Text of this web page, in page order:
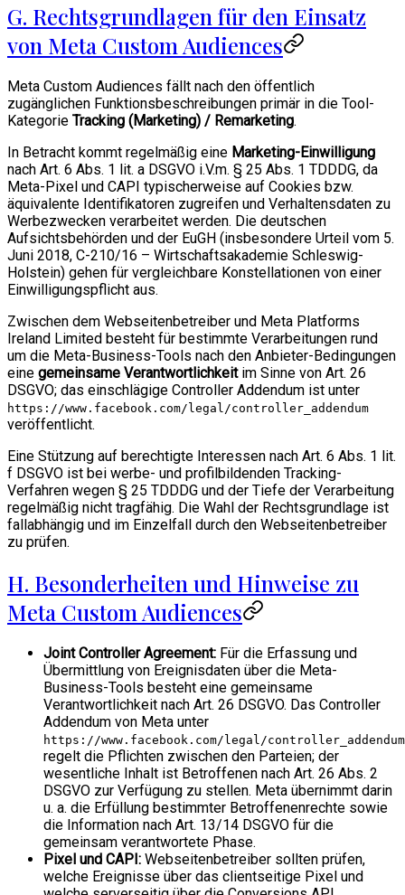
G. Rechtsgrundlagen für den Einsatz
von Meta Custom Audiences
Meta Custom Audiences fällt nach den öffentlich
zugänglichen Funktionsbeschreibungen primär in die Tool-
Kategorie Tracking (Marketing) / Remarketing.
In Betracht kommt regelmäßig eine Marketing-Einwilligung
nach Art. 6 Abs. 1 lit. a DSGVO i.V.m. § 25 Abs. 1 TDDDG, da
Meta-Pixel und CAPI typischerweise auf Cookies bzw.
äquivalente Identifikatoren zugreifen und Verhaltensdaten zu
Werbezwecken verarbeitet werden. Die deutschen
Aufsichtsbehörden und der EuGH (insbesondere Urteil vom 5.
Juni 2018, C-210/16 – Wirtschaftsakademie Schleswig-
Holstein) gehen für vergleichbare Konstellationen von einer
Einwilligungspflicht aus.
Zwischen dem Webseitenbetreiber und Meta Platforms
Ireland Limited besteht für bestimmte Verarbeitungen rund
um die Meta-Business-Tools nach den Anbieter-Bedingungen
eine gemeinsame Verantwortlichkeitim Sinne von Art. 26
DSGVO; das einschlägige Controller Addendum ist unter
https://www.facebook.com/legal/controller_addendum
veröffentlicht.
Eine Stützung auf berechtigte Interessen nach Art. 6 Abs. 1 lit.
f DSGVO ist bei werbe- und profilbildenden Tracking-
Verfahren wegen § 25 TDDDG und der Tiefe der Verarbeitung
regelmäßig nicht tragfähig. Die Wahl der Rechtsgrundlage ist
fallabhängig und im Einzelfall durch den Webseitenbetreiber
zu prüfen.
H. Besonderheiten und Hinweise zu
Meta Custom Audiences
Joint Controller Agreement: Für die Erfassung und
Übermittlung von Ereignisdaten über die Meta-
Business-Tools besteht eine gemeinsame
Verantwortlichkeit nach Art. 26 DSGVO. Das Controller
Addendum von Meta unter
https://www.facebook.com/legal/controller_addendum
regelt die Pflichten zwischen den Parteien; der
wesentliche Inhalt ist Betroffenen nach Art. 26 Abs. 2
DSGVO zur Verfügung zu stellen. Meta übernimmt darin
u. a. die Erfüllung bestimmter Betroffenenrechte sowie
die Information nach Art. 13/14 DSGVO für die
gemeinsam verantwortete Phase.
Pixel und CAPI: Webseitenbetreiber sollten prüfen,
welche Ereignisse über das clientseitige Pixel und